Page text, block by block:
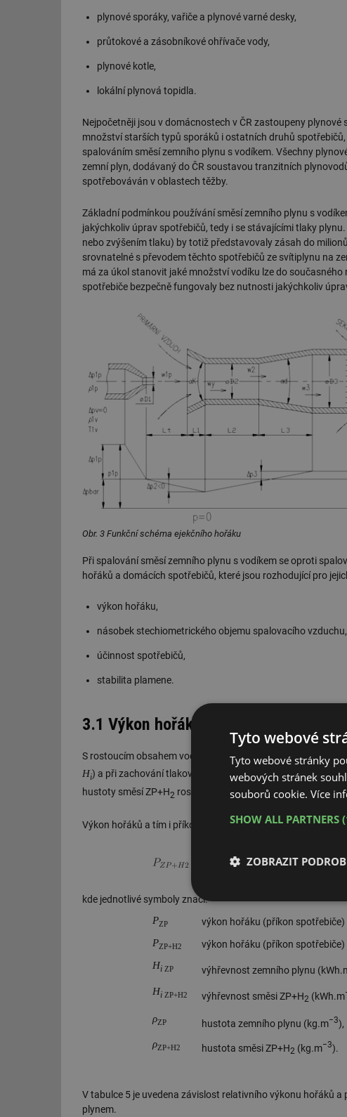
plynové sporáky, vařiče a plynové varné desky,
průtokové a zásobníkové ohřívače vody,
plynové kotle,
lokální plynová topidla.
Nejpočetněji jsou v domácnostech v ČR zastoupeny
množství starších typů sporáků i ostatních druhů
spalováním směsí zemního plynu s vodíkem. Všechny
zemní plyn, dodávaný do ČR soustavou tranzitních
spotřebováván v oblastech těžby.
Základní podmínkou používání směsí zemního plynu s
jakýchkoliv úprav spotřebičů, tedy i se stávajícími tlaky
nebo zvýšením tlaku) by totiž představovaly zásah do
srovnatelné s převodem těchto spotřebičů ze svítiplynu na
má za úkol stanovit jaké množství vodíku lze do
spotřebiče bezpečně fungovaly bez nutnosti jakýchkoliv
Obr. 3 Funkční schéma ejekčního hořáku
Při spalování směsí zemního plynu s vodíkem se oproti
hořáků a domácích spotřebičů, které jsou rozhodující pro
výkon hořáku,
násobek stechiometrického objemu spalovacího vzduchu,
účinnost spotřebičů,
stabilita plamene.
3.1 Výkon hořáků a příkon spotřebičů
S rostoucím obsahem vodíku ve směsích se zemním
Hi) a při zachování tlakových parametrů směsí klesá i
hustoty směsí ZP+H2 roste výtoková rychlostw1p(obr. 3) a
Výkon hořáků a tím i příkon spotřebičů při spalování směsí
kde jednotlivé symboly značí:
PZP výkon hořáku (příkon
PZP+H2 výkon hořáku (příkon
Hi ZP výhřevnost zemního plynu
Hi ZP+H2 výhřevnost směsi ZP+H2 (kWh.m
ρZP hustota zemního plynu (kg.m−3),
ρZP+H2 hustota směsi ZP+H2 (kg.m−3).
V tabulce 5 je uvedena závislost relativního výkonu hořáků
plynem.
Tyto webové
Tyto webové stránky
webových stránek
souborů cookie. Více
SHOW ALL PARTNERS
ZOBRAZIT
Nezbytně nutné
soubory
Nezbytně nutné soubory
stránky nelze bez nezbytně